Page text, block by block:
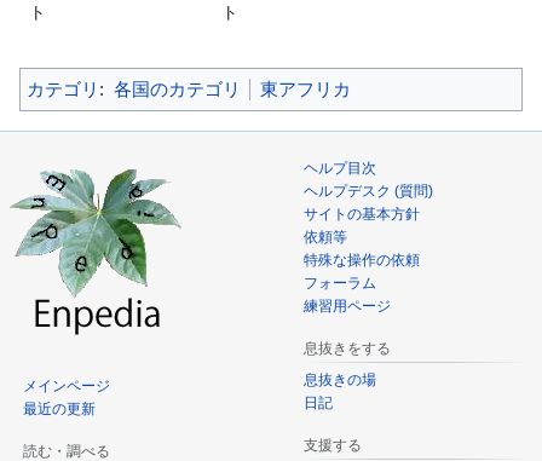
ト
ト
カテゴリ : 各国のカテゴリ 東アフリカ
メインページ
最近の更新
読む・調べる
ヘルプ目次
ヘルプデスク (質問)
サイトの基本方針
依頼等
特殊な操作の依頼
フォーラム
練習用ページ
息抜きをする
息抜きの場
日記
支援する